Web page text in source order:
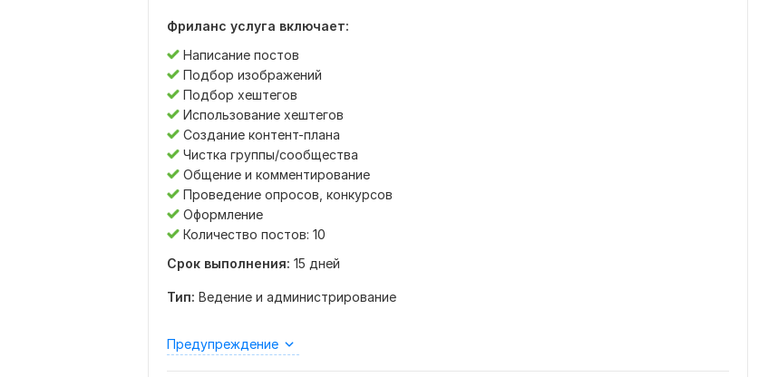
Фриланс услуга включает:
Написание постов
Подбор изображений
Подбор хештегов
Использование хештегов
Создание контент-плана
Чистка группы/сообщества
Общение и комментирование
Проведение опросов, конкурсов
Оформление
Количество постов: 10
Срок выполнения: 15 дней
Тип: Ведение и администрирование
Предупреждение